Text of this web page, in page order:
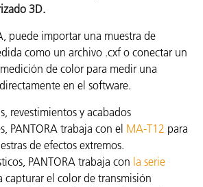
3D.
puede importar una muestra de
como un archivo .cxf o conectar un
de color para medir una
en el software.
revestimientos y acabados
PANTORA trabaja con el MA-T12 para
de efectos extremos.
PANTORA trabaja con la serie
capturar el color de transmisión